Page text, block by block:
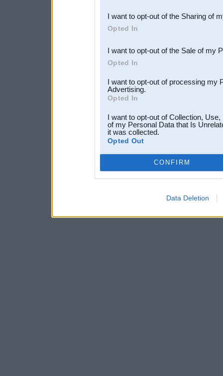
Downstream Participants
third parties.
I want to opt-out of the Sharing of
Opted In
I want to opt-out of the Sale of my
Opted In
I want to opt-out of processing my
Advertising.
Opted In
I want to opt-out of Collection,
of my Personal Data that Is
it was collected.
Opted Out
CONFIRM
Data Deletion